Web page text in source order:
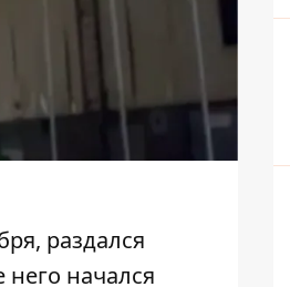
раздался
начался